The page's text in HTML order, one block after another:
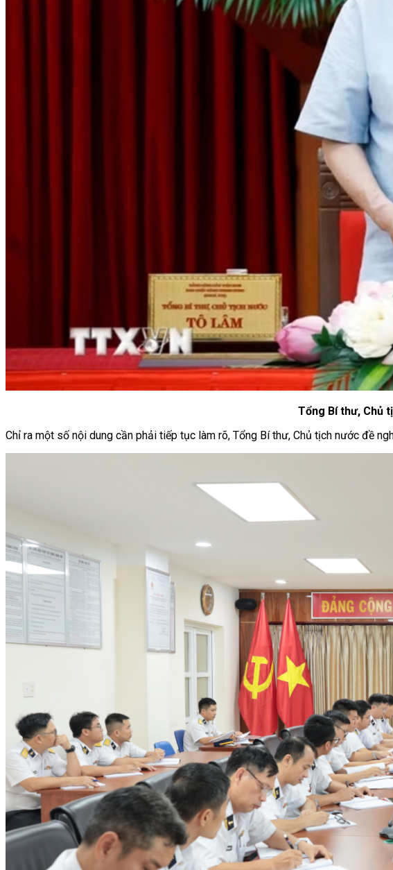
Tổng Bí thư, Chủ
Chỉ ra một số nội dung cần phải tiếp tục làm rõ, Tổng Bí thư, Chủ tịch nước đề